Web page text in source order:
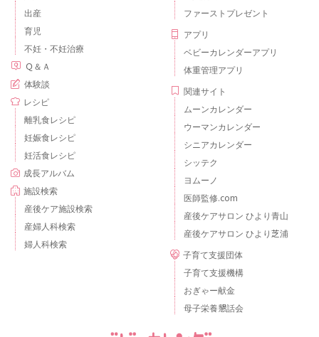
出産
育児
不妊・不妊治療
Ｑ＆Ａ
体験談
レシピ
離乳食レシピ
妊娠食レシピ
妊活食レシピ
成長アルバム
施設検索
産後ケア施設検索
産婦人科検索
婦人科検索
ファーストプレゼント
アプリ
ベビーカレンダーアプリ
体重管理アプリ
関連サイト
ムーンカレンダー
ウーマンカレンダー
シニアカレンダー
シッテク
ヨムーノ
医師監修.com
産後ケアサロン ひより青山
産後ケアサロン ひより芝浦
子育て支援団体
子育て支援機構
おぎゃー献金
母子栄養懇話会